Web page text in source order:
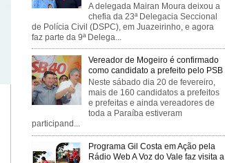
A delegada Mairan Moura deixou a
chefia da 23ª Delegacia Seccional
de Polícia Civil (DSPC), em Juazeirinho, e agora
faz parte da 9ª Delega...
Vereador de Mogeiro é confirmado
como candidato a prefeito pelo PSB
Neste sábado dia 20 de fevereiro,
mais de 160 candidatos a prefeitos
e prefeitas e ainda vereadores de
toda a Paraíba estiveram
participand...
Programa Gil Costa em Ação pela
Rádio Web A Voz do Vale faz visita a